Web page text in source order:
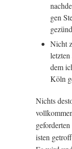
gen
Nicht
dem
Köln
Nichts
isten